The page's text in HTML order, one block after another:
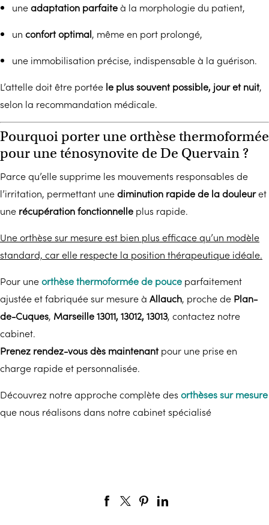
uneadaptation parfaiteà la morphologie du patient,
un confort optimal, même en port prolongé,
une immobilisation précise, indispensable à la guérison.
L’attelle doit être portée le plus souvent possible, jour et nuit,
selon la recommandation médicale.
Pourquoi porter une orthèse thermoformée
pour une ténosynovite de De Quervain ?
Parce qu’elle supprime les mouvements responsables de
l’irritation, permettant unediminution rapide de la douleuret
une récupération fonctionnelle plus rapide.
Une orthèse sur mesure est bien plus efficace qu’un modèle
standard, car elle respecte la position thérapeutique idéale.
Pour uneorthèse thermoformée de pouce parfaitement
ajustée et fabriquée sur mesure à Allauch, proche de Plan-
de-Cuques, Marseille 13011, 13012, 13013, contactez notre
cabinet.
Prenez rendez-vous dès maintenantpour une prise en
charge rapide et personnalisée.
Découvrez notre approche complète des orthèses sur mesure
que nous réalisons dans notre cabinet spécialisé